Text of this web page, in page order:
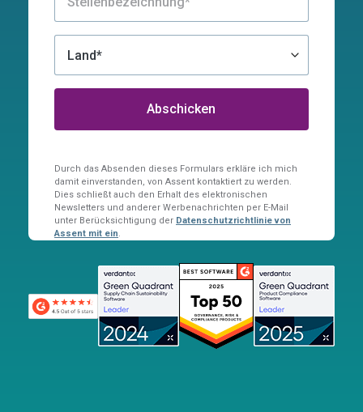
Durch das Absenden dieses Formulars erkläre ich mich
damit einverstanden, von Assent kontaktiert zu werden.
Dies schließt auch den Erhalt des elektronischen
Newsletters und anderer Werbenachrichten per E-Mail
unter Berücksichtigung der Datenschutzrichtlinie von
Assent mit ein.